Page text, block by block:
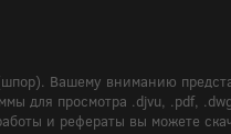
Вашему вниманию
для просмотра .djvu, .pdf,
и рефераты вы можете